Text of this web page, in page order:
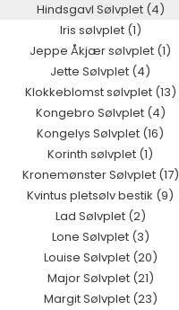
Hindsgavl Sølvplet (4)
Iris sølvplet (1)
Jeppe Åkjær sølvplet (1)
Jette Sølvplet (4)
Klokkeblomst sølvplet (13)
Kongebro Sølvplet (4)
Kongelys Sølvplet (16)
Korinth sølvplet (1)
Kronemønster Sølvplet (17)
Kvintus pletsølv bestik (9)
Lad Sølvplet (2)
Lone Sølvplet (3)
Louise Sølvplet (20)
Major Sølvplet (21)
Margit Sølvplet (23)